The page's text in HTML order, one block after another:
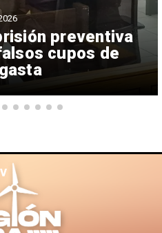
preventiva
cupos de